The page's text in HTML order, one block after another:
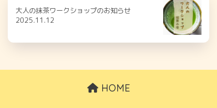
大人の抹茶ワークショップのお知らせ
2025.11.12
HOME